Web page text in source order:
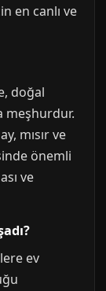
en canlı ve
doğal
meşhurdur.
mısır ve
önemli
ve
ev